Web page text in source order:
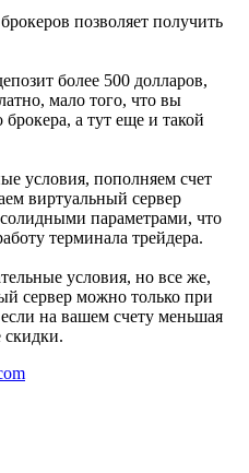
позволяет получить
более 500 долларов,
мало того, что вы
а тут еще и такой
условия, пополняем счет
виртуальный сервер
параметрами, что
терминала трейдера.
условия, но все же,
сервер можно только при
на вашем счету меньшая
скидки.